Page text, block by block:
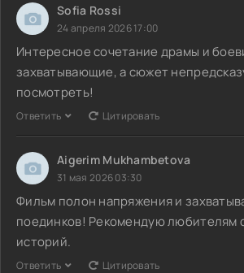
Sofia Rossi
24 апреля 2026 17:00
Интересное сочетание драмы и
захватывающие, а сюжет
посмотреть!
Ответить Цитировать
Aigerim Mukhambetova
31 мая 2026 03:30
Фильм полон напряжения и
поединков! Рекомендую любителям
историй.
Ответить Цитировать